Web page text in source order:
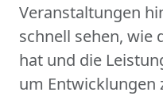
Veranstaltungen
schnell sehen, wie
hat und die
um Entwicklungen